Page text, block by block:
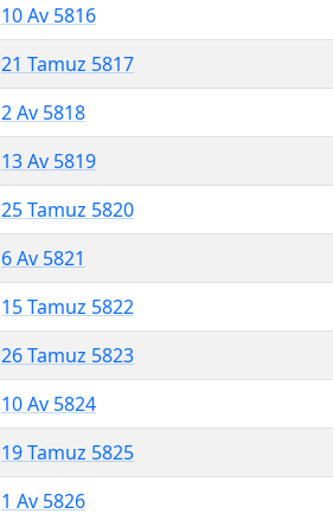
10 Av 5816
21 Tamuz 5817
2 Av 5818
13 Av 5819
25 Tamuz 5820
6 Av 5821
15 Tamuz 5822
26 Tamuz 5823
10 Av 5824
19 Tamuz 5825
1 Av 5826